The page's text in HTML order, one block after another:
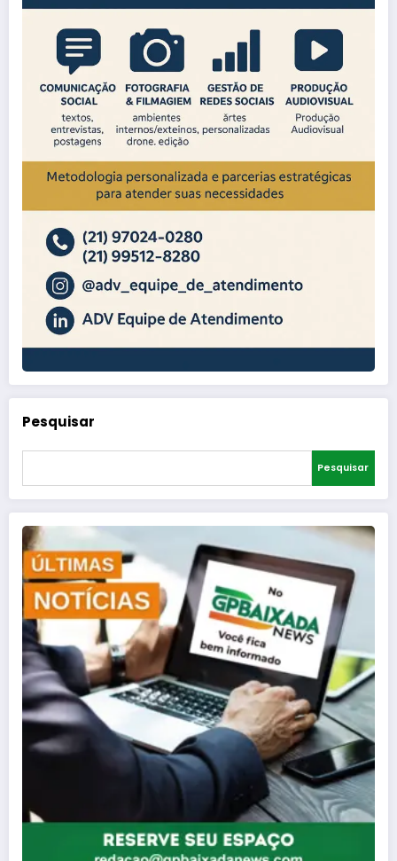
Pesquisar
Pesquisar